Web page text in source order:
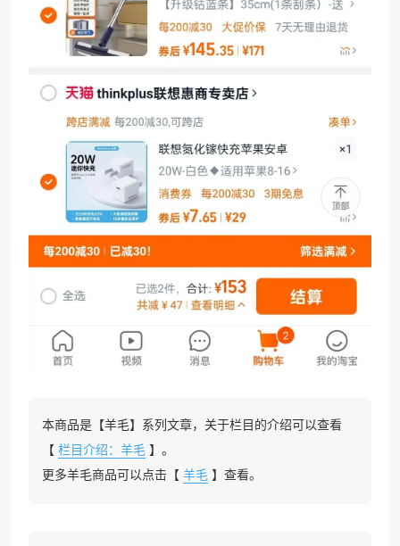
本商品是【羊毛】系列文章，关于栏目的介绍可以查看
【 栏目介绍：羊毛 】。
更多羊毛商品可以点击【 羊毛 】查看。